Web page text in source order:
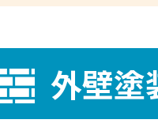
外壁塗